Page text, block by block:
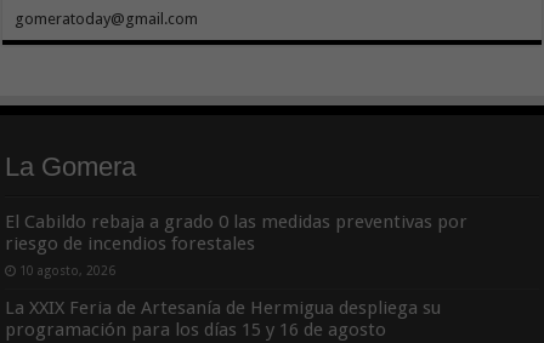
gomeratoday@gmail.com
La Gomera
El Cabildo rebaja a grado 0 las medidas preventivas por
riesgo de incendios forestales
10 agosto, 2026
La XXIX Feria de Artesanía de Hermigua despliega su
programación para los días 15 y 16 de agosto